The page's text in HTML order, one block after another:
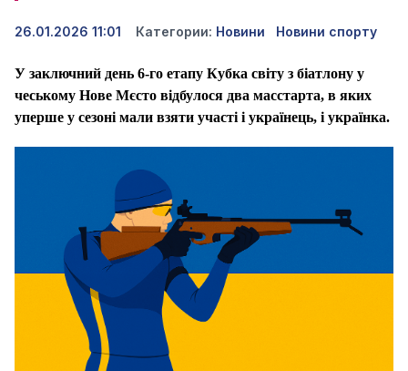
26.01.2026 11:01 Категории: Новини Новини спорту
У заключний день 6-го етапу Кубка світу з біатлону у
чеському Нове Мєсто відбулося два масстарта, в яких
уперше у сезоні мали взяти участі і українець, і українка.